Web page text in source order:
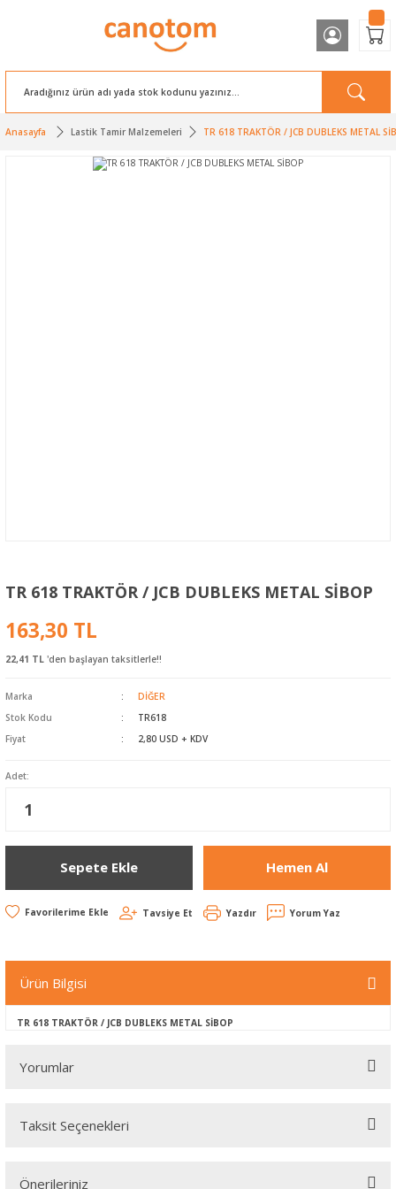
Anasayfa Lastik Tamir Malzemeleri TR 618 TRAKTÖR / JCB DUBLEKS METAL
TR 618 TRAKTÖR / JCB DUBLEKS METAL SİBOP
163,30 TL
22,41 TL 'den başlayan taksitlerle!!
Marka
DİĞER
Stok Kodu
TR618
Fiyat
2,80 USD + KDV
Adet:
Sepete Ekle Hemen Al
Tavsiye Et Yazdır Yorum Yaz
Ürün Bilgisi
TR 618 TRAKTÖR / JCB DUBLEKS METAL SİBOP
Yorumlar
Taksit Seçenekleri
Önerileriniz